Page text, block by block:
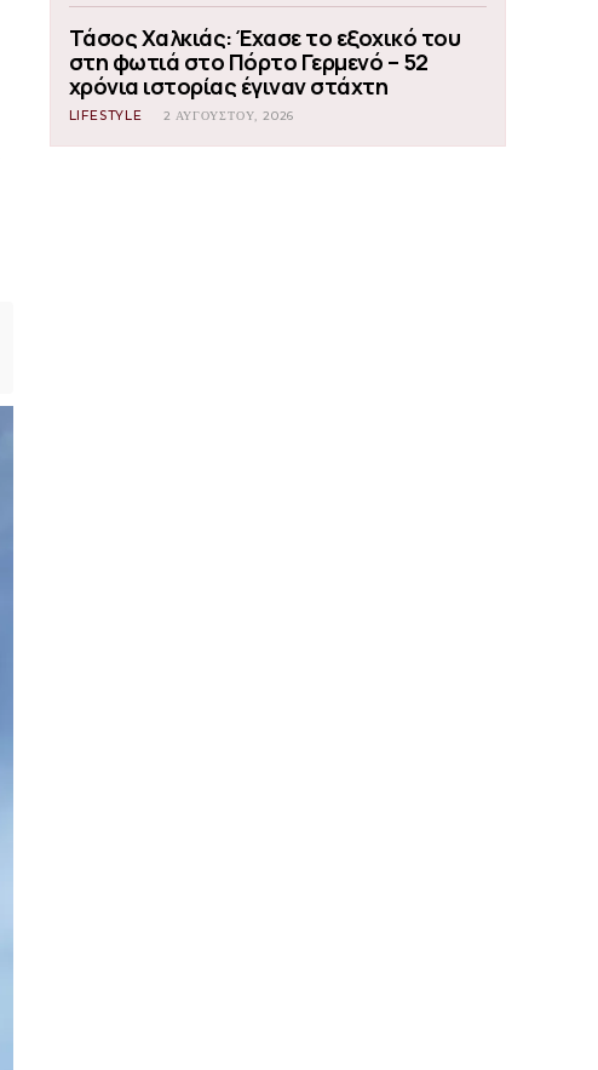
Τάσος Χαλκιάς: Έχασε το εξοχικό του
στη φωτιά στο Πόρτο Γερμενό – 52
χρόνια ιστορίας έγιναν στάχτη
LIFESTYLE 2 ΑΥΓΟΎΣΤΟΥ, 2026